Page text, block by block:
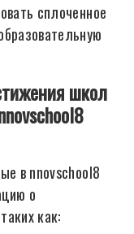
сплоченное
школ
в nnovschool8
о
как: